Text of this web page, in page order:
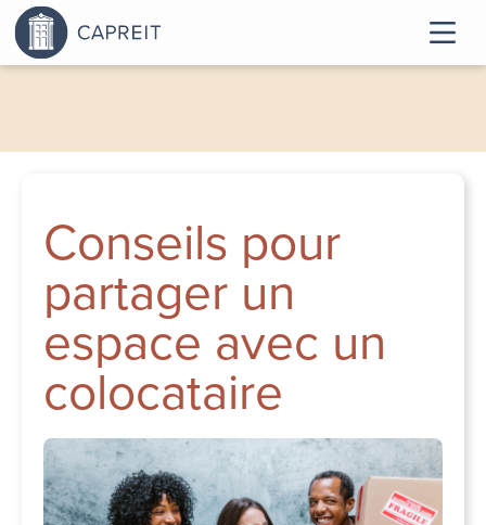
Conseils pour
partager un
espace avec un
colocataire